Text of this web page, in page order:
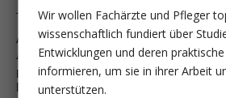
Autor von folgenden Artikeln:
Ausgabe 6/01-1/02
Reduction of resuscitation fluid
burned patients using ascorbic acid
Wir wollen Fachärzte und Pfleger
wissenschaftlich fundiert über
Entwicklungen und deren
informieren, um sie in ihrer Arbeit
unterstützen.